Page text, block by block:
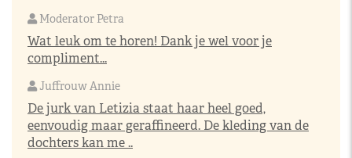
Moderator Petra
Wat leuk om te horen! Dank je wel voor je
compliment...
Juffrouw Annie
De jurk van Letizia staat haar heel goed,
eenvoudig maar geraffineerd. De kleding van de
dochters kan me ..